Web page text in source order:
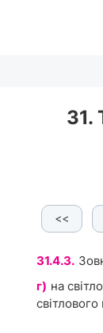
<<
31.4.2. [г]
31.4.3.
г) на